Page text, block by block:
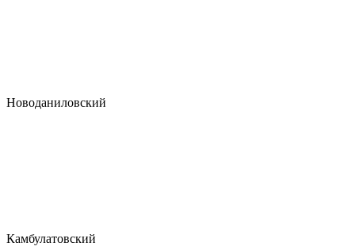
Новоданиловский
Камбулатовский